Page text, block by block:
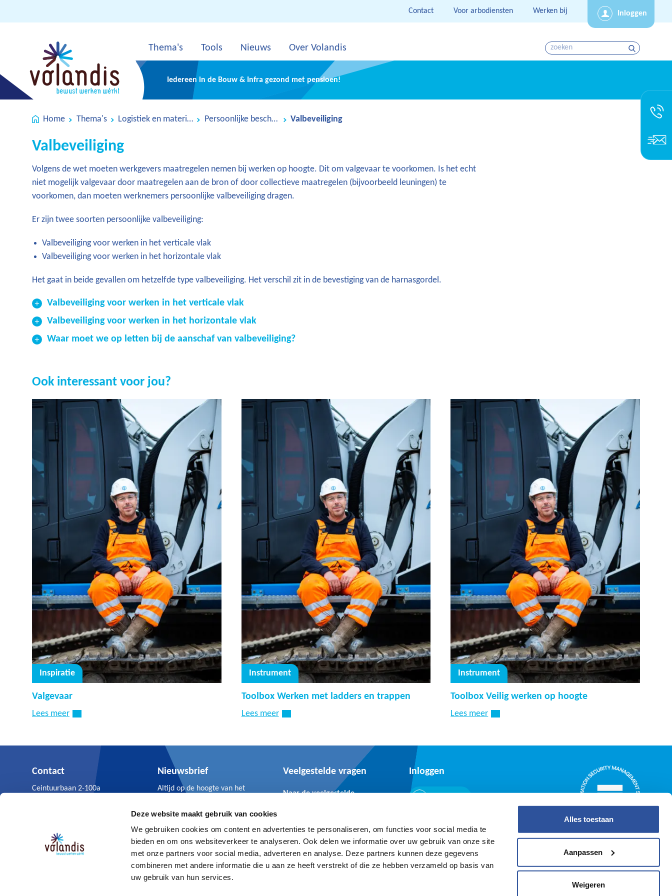
Deze website maakt gebruik van cookies
We gebruiken cookies om content en advertenties te personaliseren, om functies voor social media te
bieden en om ons websiteverkeer te analyseren. Ook delen we informatie over uw gebruik van onze site
met onze partners voor social media, adverteren en analyse. Deze partners kunnen deze gegevens
combineren met andere informatie die u aan ze heeft verstrekt of die ze hebben verzameld op basis van
uw gebruik van hun services.
Alles toestaan
Aanpassen
Weigeren
Contact Voor arbodiensten Werken bij Inloggen
Thema's Tools Nieuws Over Volandis
Iedereen in de Bouw & Infra gezond met pensioen!
Home Thema's Logistiek en materieel Persoonlijke beschermingsmiddelen Valbeveiliging
Valbeveiliging
Volgens de wet moeten werkgevers maatregelen nemen bij werken op hoogte. Dit om valgevaar te voorkomen. Is het echt
niet mogelijk valgevaar door maatregelen aan de bron of door collectieve maatregelen (bijvoorbeeld leuningen) te
voorkomen, dan moeten werknemers persoonlijke valbeveiliging dragen.
Er zijn twee soorten persoonlijke valbeveiliging:
Valbeveiliging voor werken in het verticale vlak
Valbeveiliging voor werken in het horizontale vlak
Het gaat in beide gevallen om hetzelfde type valbeveiliging. Het verschil zit in de bevestiging van de harnasgordel.
Valbeveiliging voor werken in het verticale vlak
Valbeveiliging voor werken in het horizontale vlak
Waar moet we op letten bij de aanschaf van valbeveiliging?
Ook interessant voor jou?
Inspiratie
Valgevaar
Lees meer
Instrument
Toolbox Werken met ladders en trappen
Lees meer
Instrument
Toolbox Veilig werken op hoogte
Lees meer
Contact
Ceintuurbaan 2-100a
Nieuwsbrief
Altijd op de hoogte van het
Aanmelden
Veelgestelde vragen
Naar de veelgestelde
Inloggen
Gebruikersvoorwaarden & disclaimer Privacy- en cookie statement Cookie declaration